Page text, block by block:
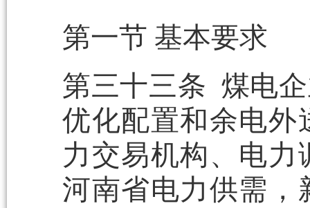
第一节 基本要求
第三十三条 煤电
优化配置和余电外
力交易机构、电
河南省电力供需，